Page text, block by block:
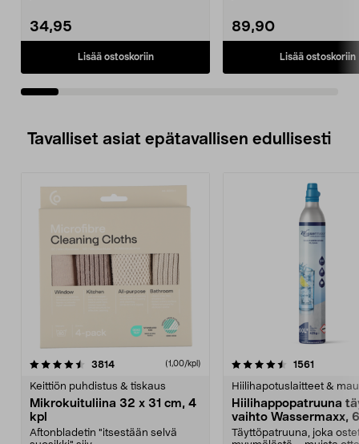
34,95
Lisää ostoskoriin
89,90
Lisää ostoskoriin
Tavalliset asiat epätavallisen edullisesti
3814arvostelut (1,00/kpl)
Keittiön puhdistus & tiskaus
Mikrokuituliina 32 x 31 cm, 4
kpl
Aftonbladetin "itsestään selvä
4.5viidestä
1561
Hiilihapotuslaitteet &
Hiilihappopatruuna
vaihto Wassermaxx,
Täyttöpatruuna, joka
4.5viidestä